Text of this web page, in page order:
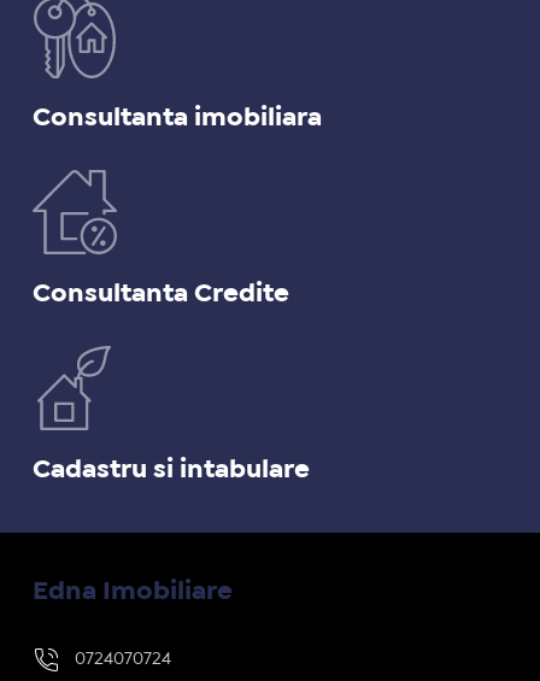
Consultanta imobiliara
Consultanta Credite
Cadastru si intabulare
Edna Imobiliare
0724070724